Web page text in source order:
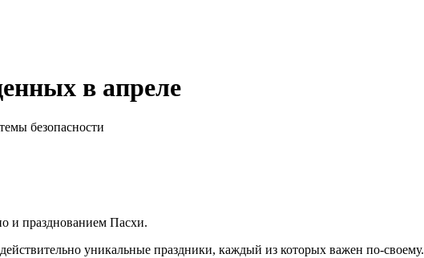
в апреле
и празднованием Пасхи.
уникальные праздники, каждый из которых важен по-своему.